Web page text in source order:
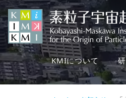
KMIについて